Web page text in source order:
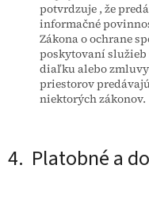
potvrdzuje , že
informačné
Zákona o ochrane
poskytovaní služieb
diaľku alebo
priestorov
niektorých zákonov.
4. Platobné a